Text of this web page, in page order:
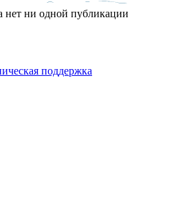
нет ни одной публикации
поддержка